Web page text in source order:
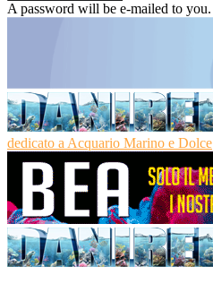
A password will be e-mailed to you.
dedicato a Acquario Marino e Dolce